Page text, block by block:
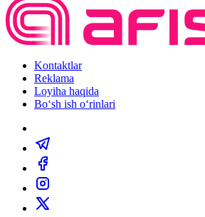
Kontaktlar
Reklama
Loyiha haqida
Bo‘sh ish o‘rinlari